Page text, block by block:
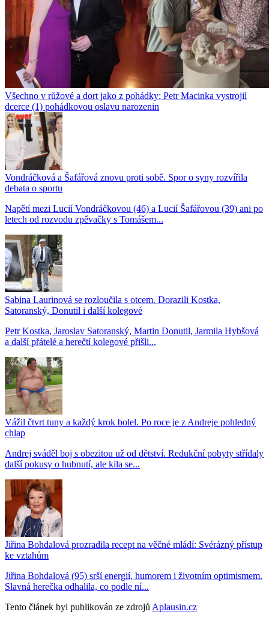
Všechno v růžové a dort jako z pohádky: Petr Macinka vystrojil
dcerce (1) pohádkovou oslavu narozenin
Vondráčková a Šafářová znovu proti sobě. Spor o syny rozvířila
debata o sportu
Napětí mezi Lucií Vondráčkovou (46) a Lucií Šafářovou (39) ani po
letech od rozvodu zpěvačky s Tomášem...
Sabina Laurinová se rozloučila s otcem. Dorazili Kostka,
Satoranský, Donutil i další kolegové
Petr Kostka, Jaroslav Satoranský, Martin Donutil, Jarmila Hybšová
a další přátelé a herečtí kolegové přišli...
Vážil čtvrt tuny a každý krok bolel. Po roce je z Andreje pohledný
chlap
Andrej sváděl boj s obezitou už od dětství. Redukční pobyty střídaly
další pokusy o hubnutí, ale kila se...
Jiřina Bohdalová prozradila recept na věčné mládí: Svérázný přístup
ke vztahům
Jiřina Bohdalová (95) srší energií, humorem i životním optimismem.
Slavná herečka odhalila, co podle ní...
Tento článek byl publikován ze zdrojů Aplausin.cz